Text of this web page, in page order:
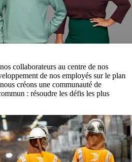
collaborateurs au centre de nos
de nos employés sur le plan
créons une communauté de
: résoudre les défis les plus